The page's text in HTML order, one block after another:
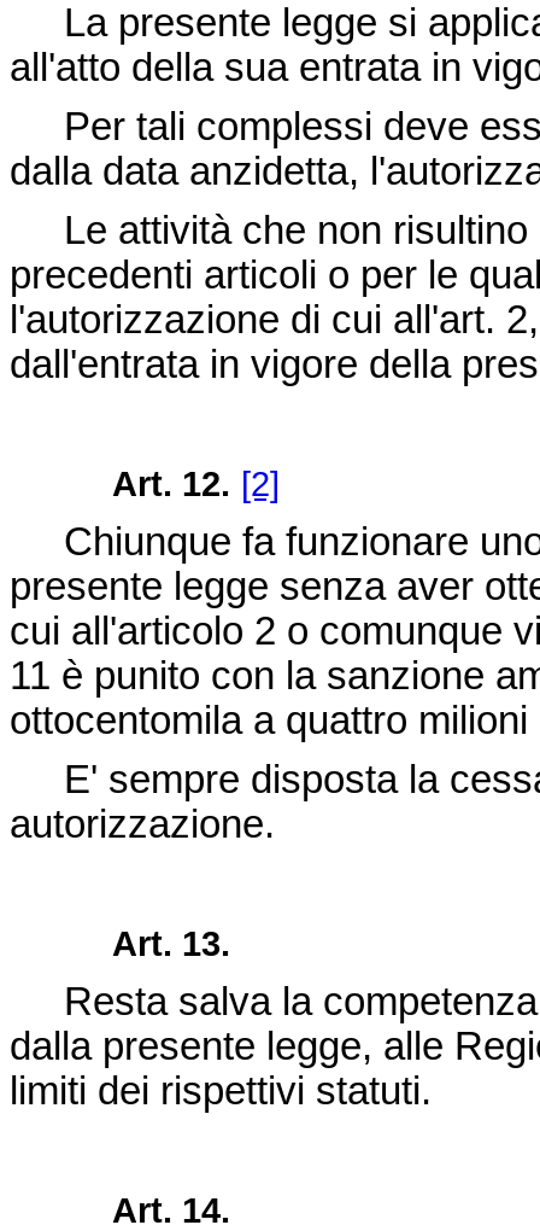
La presente legge si
all'atto della sua entrata in
Per tali complessi deve
dalla data anzidetta,
Le attività che non risultino
precedenti articoli o per le
l'autorizzazione di cui all'art.
dall'entrata in vigore della
Art. 12. [2]
Chiunque fa funzionare
presente legge senza aver
cui all'articolo 2 o comunque
11 è punito con la sanzione
ottocentomila a quattro
E' sempre disposta la
autorizzazione.
Art. 13.
Resta salva la
dalla presente legge, alle
limiti dei rispettivi statuti.
Art. 14.